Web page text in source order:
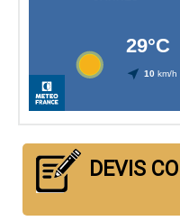
DEVIS